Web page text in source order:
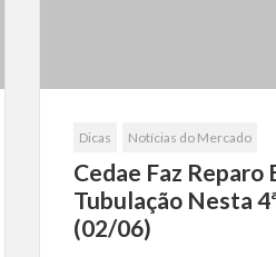
Dicas Notícias do Mercado
Cedae Faz Reparo
Tubulação Nesta
(02/06)